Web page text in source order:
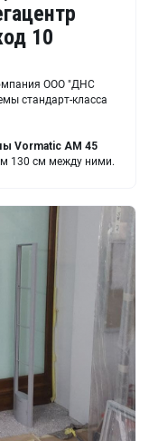
10
ООО "ДНС
стандарт-класса
Vormatic AM 45
130 см между ними.